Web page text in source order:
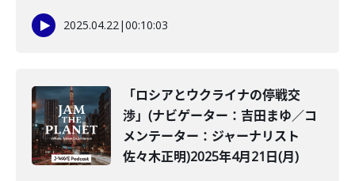
2025.04.22|00:10:03
「ロシアとウクライナの停戦交
渉」(ナビゲーター：吉田まゆ／コ
メンテーター：ジャーナリスト
佐々木正明)2025年4月21日(月)